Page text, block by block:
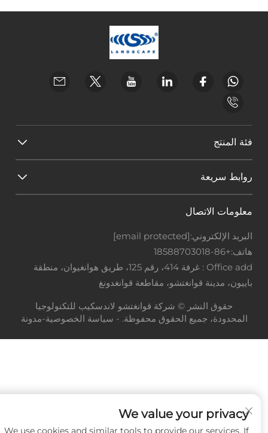
فئة المنتج
روابط سريعة
معلومات الاتصال
البريد الإلكتروني:[email protected]
هاتف: +86-18588703018
Office add : غرفة 414، رقم 125، طريق هوانغيوان، منطقة
باييون، مدينة قوانغتشو، مقاطعة قوانغدونغ
حقوق النشر © شركة قوانغتشو لاندسكيب للتكنولوجيا
المحدودة، جميع الحقوق محفوظة. - سياسة الخصوصية-مدونة
We value your privacy
We use cookies and similar tools to provide our services. If